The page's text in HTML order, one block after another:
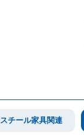
スチール家具関連